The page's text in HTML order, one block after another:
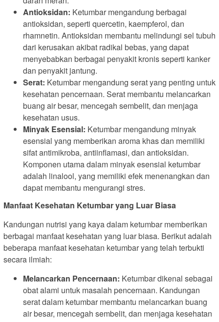
Antioksidan: Ketumbar mengandung berbagai
antioksidan, seperti quercetin, kaempferol, dan
rhamnetin. Antioksidan membantu melindungi sel tubuh
dari kerusakan akibat radikal bebas, yang dapat
menyebabkan berbagai penyakit kronis seperti kanker
dan penyakit jantung.
Serat: Ketumbar mengandung serat yang penting untuk
kesehatan pencernaan. Serat membantu melancarkan
buang air besar, mencegah sembelit, dan menjaga
kesehatan usus.
Minyak Esensial: Ketumbar mengandung minyak
esensial yang memberikan aroma khas dan memiliki
sifat antimikroba, antiinflamasi, dan antioksidan.
Komponen utama dalam minyak esensial ketumbar
adalah linalool, yang memiliki efek menenangkan dan
dapat membantu mengurangi stres.
Manfaat Kesehatan Ketumbar yang Luar Biasa
Kandungan nutrisi yang kaya dalam ketumbar memberikan
berbagai manfaat kesehatan yang luar biasa. Berikut adalah
beberapa manfaat kesehatan ketumbar yang telah terbukti
secara ilmiah:
Melancarkan Pencernaan: Ketumbar dikenal sebagai
obat alami untuk masalah pencernaan. Kandungan
serat dalam ketumbar membantu melancarkan buang
air besar, mencegah sembelit, dan menjaga kesehatan